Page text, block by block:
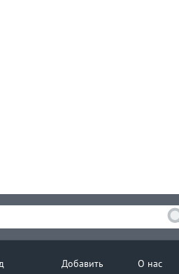
Добавить О нас